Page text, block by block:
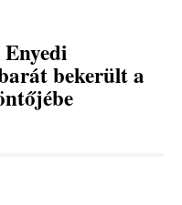
bekerült a